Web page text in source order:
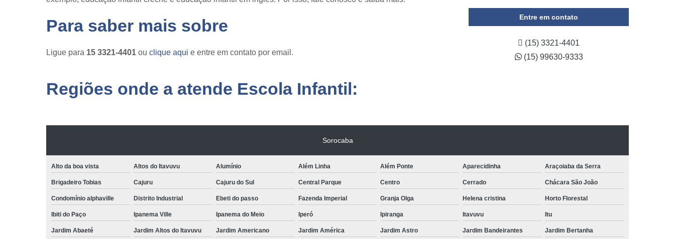
Para saber mais sobre
Ligue para 15 3321-4401 ou clique aqui e entre em contato por email.
Entre em contato
(15) 3321-4401
(15) 99630-9333
Regiões onde a atende Escola Infantil:
Sorocaba
Alto da boa vista Altos do Itavuvu Alumínio Além Linha Além Ponte Aparecidinha Araçoiaba da Serra
Brigadeiro Tobias Cajuru Cajuru do Sul Central Parque Centro Cerrado Chácara São João
Condomínio alphaville Distrito Industrial Ebeti do passo Fazenda Imperial Granja Olga Helena cristina Horto Florestal
Ibiti do Paço Ipanema Ville Ipanema do Meio Iperó Ipiranga Itavuvu Itu
Jardim Abaeté Jardim Altos do Itavuvu Jardim Americano Jardim América Jardim Astro Jardim Bandeirantes Jardim Bertanha